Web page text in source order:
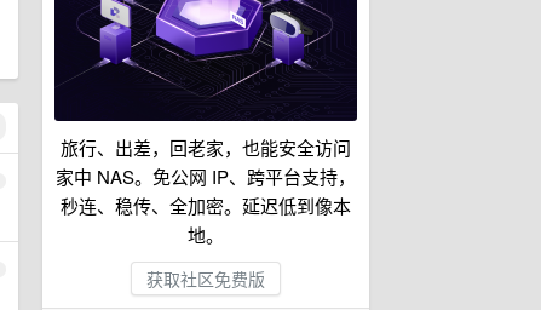
旅行、出差，回老家，也能安全访问
家中 NAS。免公网 IP、跨平台支持，
秒连、稳传、全加密。延迟低到像本
地。
获取社区免费版